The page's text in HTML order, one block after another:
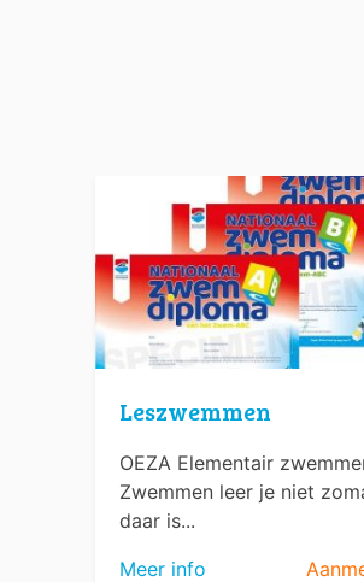
Leszwemmen
OEZA Elementair
Zwemmen leer je niet
daar is...
Meer info